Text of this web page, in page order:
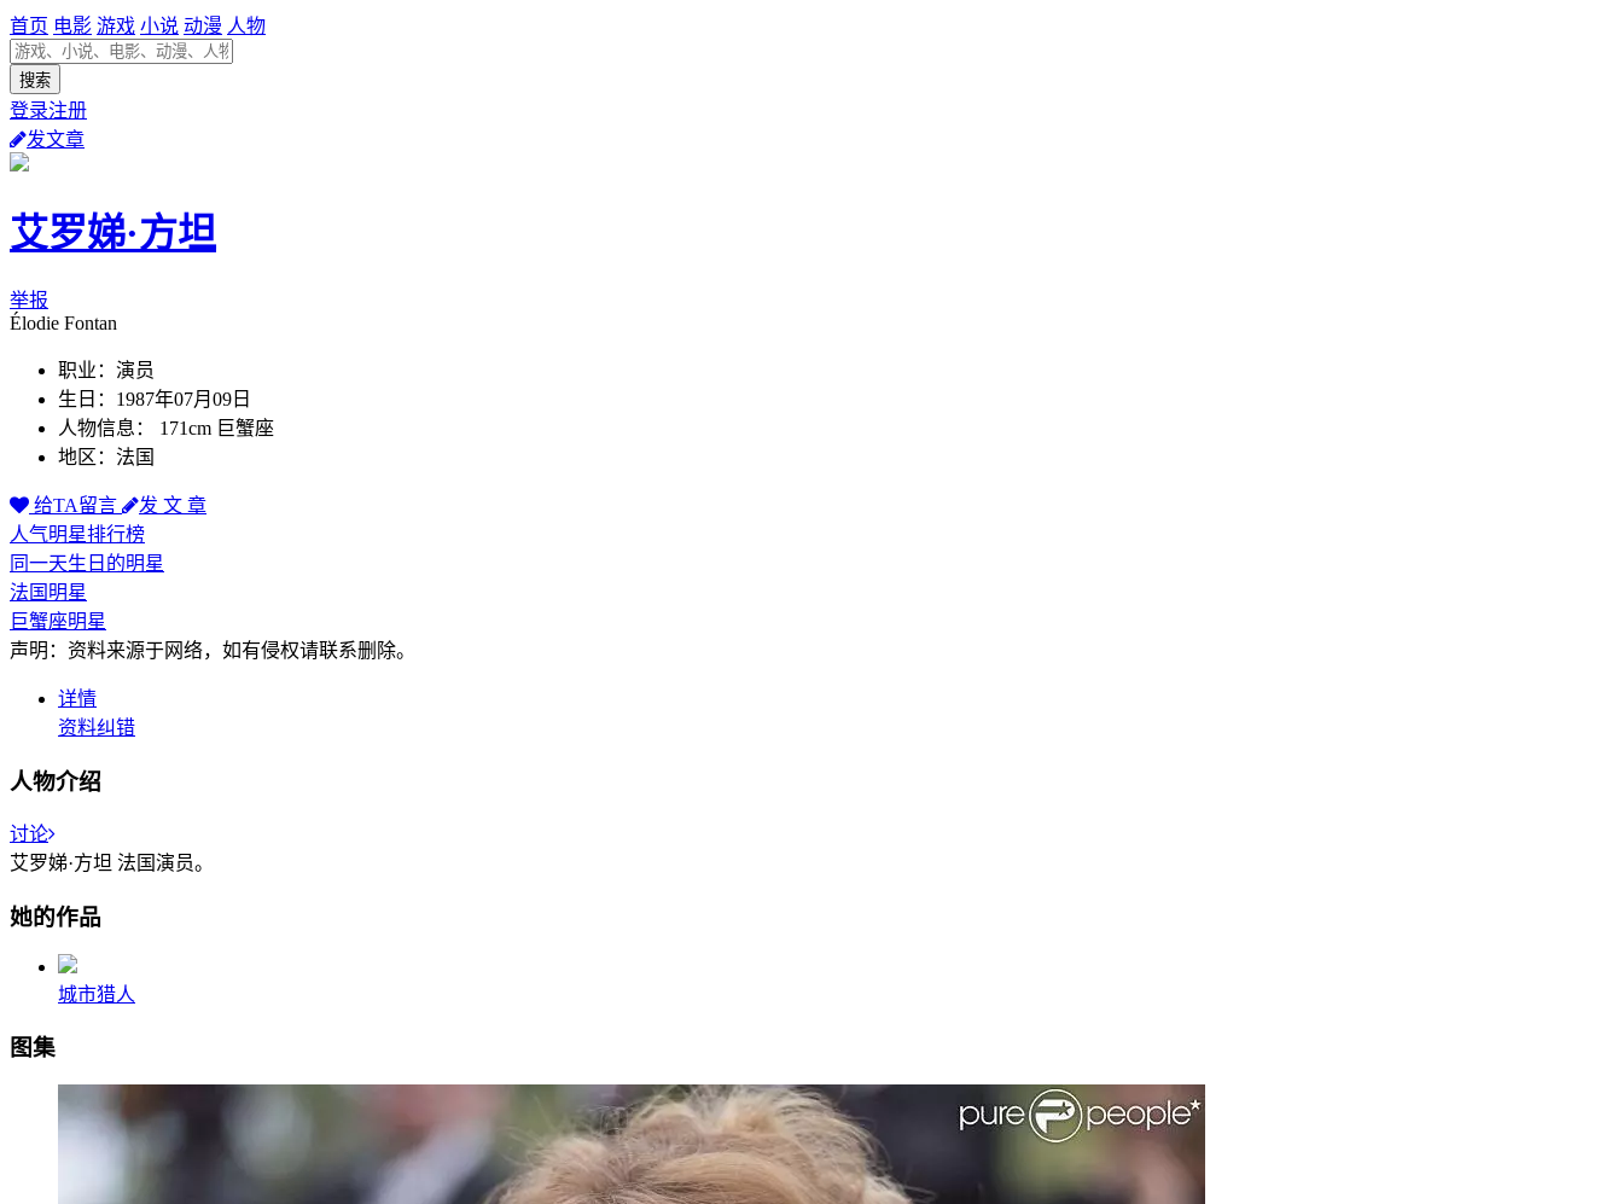
首页 电影 游戏 小说 动漫 人物
登录注册
发文章
艾罗娣·方坦
举报
Élodie Fontan
职业：演员
生日：1987年07月09日
人物信息： 171cm 巨蟹座
地区：法国
给TA留言
发 文 章
人气明星排行榜
同一天生日的明星
法国明星
巨蟹座明星
声明：资料来源于网络，如有侵权请联系删除。
详情
资料纠错
人物介绍
讨论
艾罗娣·方坦 法国演员。
她的作品
城市猎人
图集